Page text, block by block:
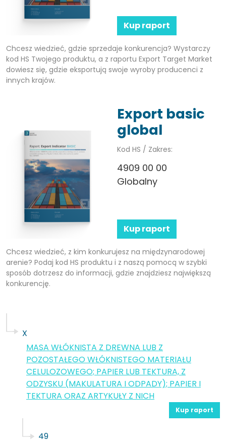
Kup raport
Chcesz wiedzieć, gdzie sprzedaje konkurencja? Wystarczy
kod HS Twojego produktu, a z raportu Export Target Market
dowiesz się, gdzie eksportują swoje wyroby producenci z
innych krajów.
Export basic
global
Kod HS / Zakres:
4909 00 00
Globalny
Kup raport
Chcesz wiedzieć, z kim konkurujesz na międzynarodowej
arenie? Podaj kod HS produktu i z naszą pomocą w szybki
sposób dotrzesz do informacji, gdzie znajdziesz największą
konkurencję.
X
MASA WŁÓKNISTA Z DREWNA LUB Z
POZOSTAŁEGO WŁÓKNISTEGO MATERIAŁU
CELULOZOWEGO; PAPIER LUB TEKTURA, Z
ODZYSKU (MAKULATURA I ODPADY); PAPIER I
TEKTURA ORAZ ARTYKUŁY Z NICH
Kup raport
49